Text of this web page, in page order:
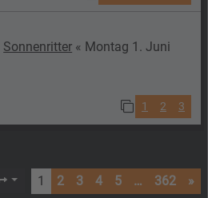
Sonnenritter « Montag 1. Juni
1 2 3
Seite von362
1 2 3 4 5 … 362 »